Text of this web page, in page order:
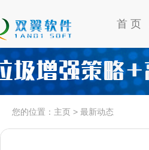
首 页
您的位置： 主页 > 最新动态